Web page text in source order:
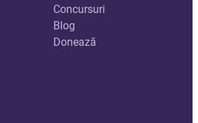
Concursuri
Blog
Donează